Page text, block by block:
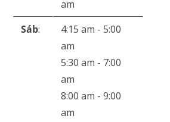
am
Sáb: 4:15 am - 5:00
am
5:30 am - 7:00
am
8:00 am - 9:00
am